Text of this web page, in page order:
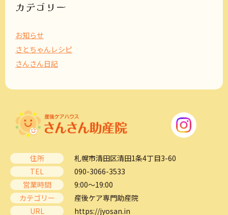
ブ
カテゴリー
お知らせ
さとちゃんレシピ
さんさん日記
住所
札幌市清田区清田1条4丁目3-60
TEL
090-3066-3533
営業時間
9:00～19:00
カテゴリー
産後ケア専門助産院
URL
https://jyosan.in